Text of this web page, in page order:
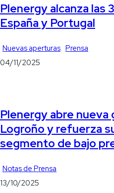
Plenergy alcanza las
España y Portugal
Nuevas aperturas Prensa
04/11/2025
Plenergy abre nueva
Logroño y refuerza
segmento de bajo
Notas de Prensa
13/10/2025